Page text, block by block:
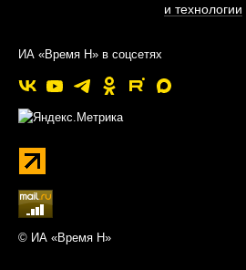
и технологии
ИА «Время Н» в соцсетях
© ИА «Время Н»